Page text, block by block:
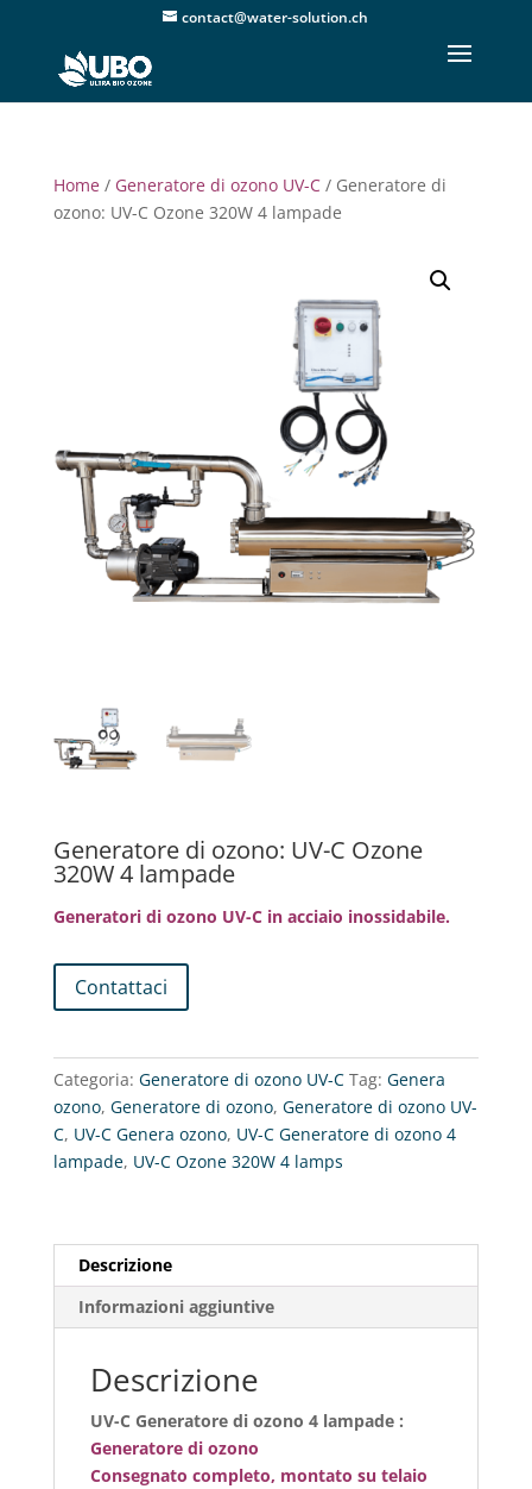
contact@water-solution.ch
Home/ Generatore di ozono UV-C/ Generatore di
ozono: UV-C Ozone 320W 4 lampade
Generatore di ozono: UV-C Ozone
320W 4 lampade
Generatori di ozono UV-C in acciaio inossidabile.
Contattaci
Categoria: Generatore di ozono UV-C Tag: Genera
ozono, Generatore di ozono, Generatore di ozono UV-
C, UV-C Genera ozono, UV-C Generatore di ozono 4
lampade, UV-C Ozone 320W 4 lamps
Descrizione
Informazioni aggiuntive
Descrizione
UV-C Generatore di ozono 4 lampade :
Generatore di ozono
Consegnato completo, montato su telaio